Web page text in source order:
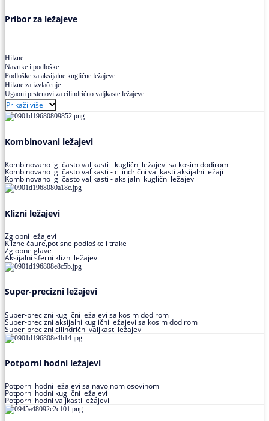
Pribor za ležajeve
Hilzne
Navrtke i podloške
Podloške za aksijalne kuglične ležajeve
Hilzne za izvlačenje
Ugaoni prstenovi za cilindrično valjkaste ležajeve
Prikaži više
Kombinovani ležajevi
Kombinovano igličasto valjkasti - kuglični ležajevi sa kosim dodirom
Kombinovano igličasto valjkasti - cilindrični valjkasti aksijalni ležaji
Kombinovano igličasto valjkasti - aksijalni kuglični ležajevi
Klizni ležajevi
Zglobni ležajevi
Klizne čaure,potisne podloške i trake
Zglobne glave
Aksijalni sferni klizni ležajevi
Super-precizni ležajevi
Super-precizni kuglični ležajevi sa kosim dodirom
Super-precizni aksijalni kuglični ležajevi sa kosim dodirom
Super-precizni cilindrični valjkasti ležajevi
Potporni hodni ležajevi
Potporni hodni ležajevi sa navojnom osovinom
Potporni hodni kuglični ležajevi
Potporni hodni valjkasti ležajevi